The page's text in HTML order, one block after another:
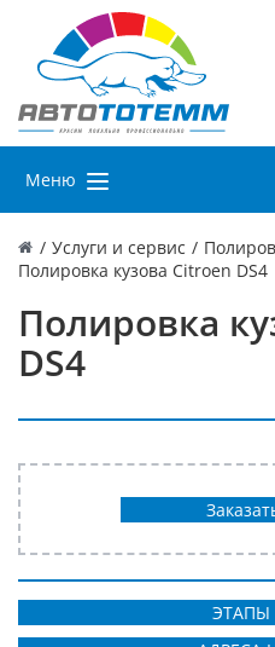
Меню
/ Услуги и сервис /
Полировка кузова Citroen DS4
Полировка
DS4
ЭТАПЫ